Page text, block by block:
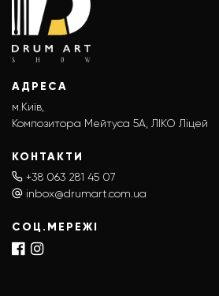
АДРЕСА
м.Київ,
Композитора Мейтуса 5А, ЛІКО Ліцей
КОНТАКТИ
+38 063 281 45 07
inbox@drumart.com.ua
СОЦ.МЕРЕЖІ